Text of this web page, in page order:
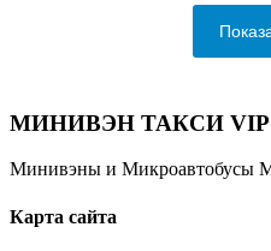
МИНИВЭН ТАКСИ VIP
Минивэны и Микроавтобусы
Карта сайта